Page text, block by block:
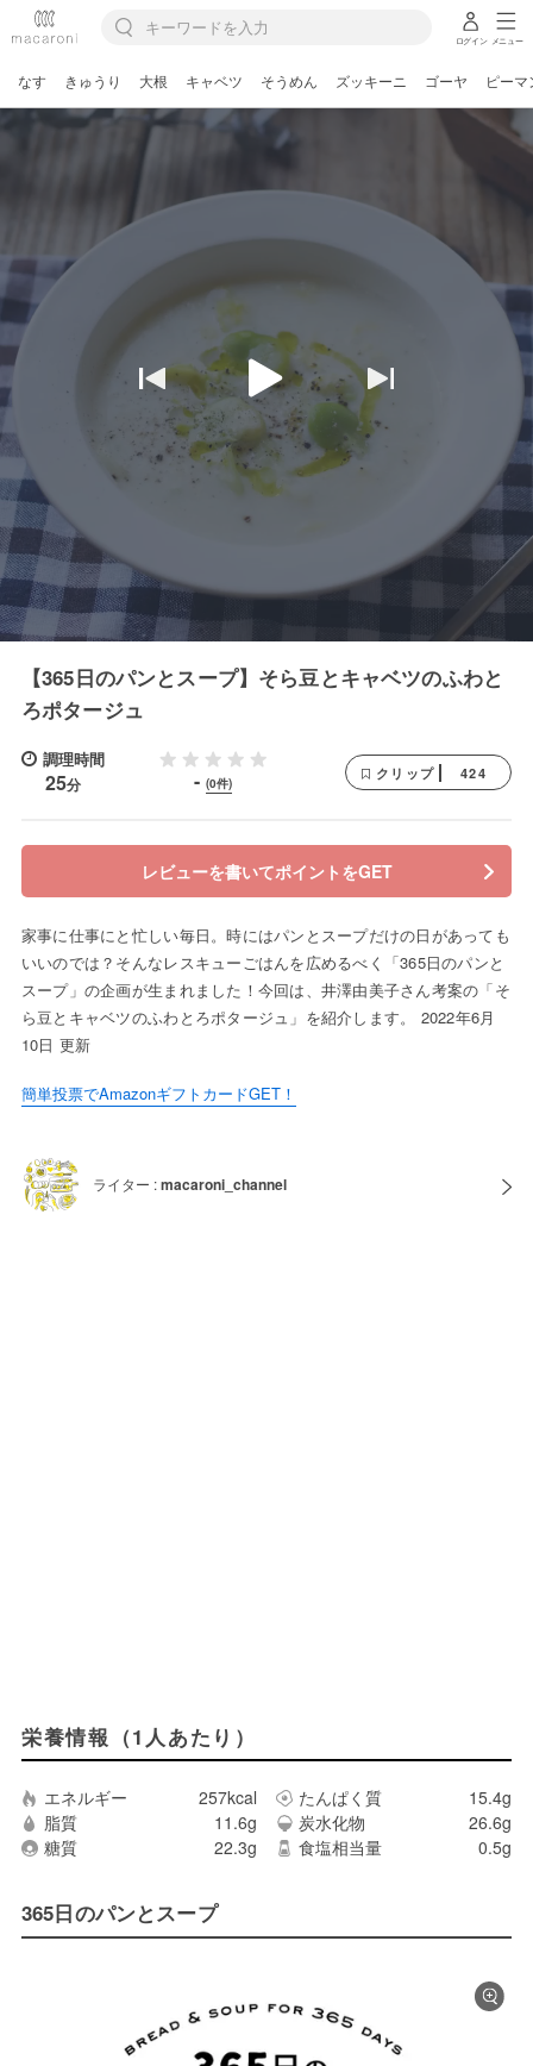
ログイン メニュー
なす きゅうり 大根 キャベツ そうめん ズッキーニ ゴーヤ ピーマ
【365日のパンとスープ】そら豆とキャベツのふわと
ろポタージュ
調理時間
25分 - (0件)
クリップ 424
レビューを書いてポイントをGET
家事に仕事にと忙しい毎日。時にはパンとスープだけの日があっても
いいのでは？そんなレスキューごはんを広めるべく「365日のパンと
スープ」の企画が生まれました！今回は、井澤由美子さん考案の「そ
ら豆とキャベツのふわとろポタージュ」を紹介します。 2022年6月
10日 更新
簡単投票でAmazonギフトカードGET！
ライター :macaroni_channel
栄養情報（1人あたり）
エネルギー 257kcal たんぱく質
15.4g
脂質
11.6g 炭水化物
26.6g
糖質
22.3g 食塩相当量 0.5g
365日のパンとスープ